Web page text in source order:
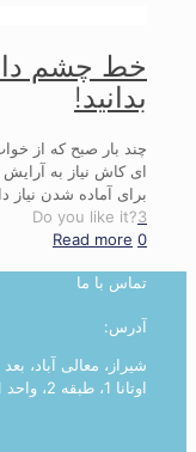
خط چشم
بدانید!
چند بار صبح که از
ای کاش نیاز به
برای آماده شدن نیاز
Do you like it?3
0
Read more
تماس با ما
آدرس:
شیراز، معالی آباد،
اوتانا 1، طبقه 2، واحد 201